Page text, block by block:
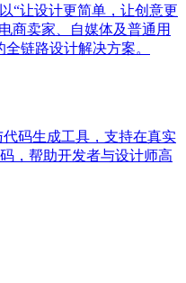
“让设计更简单，让创意更
商卖家、自媒体及普通用
链路设计解决方案。
码生成工具，支持在真实
，帮助开发者与设计师高